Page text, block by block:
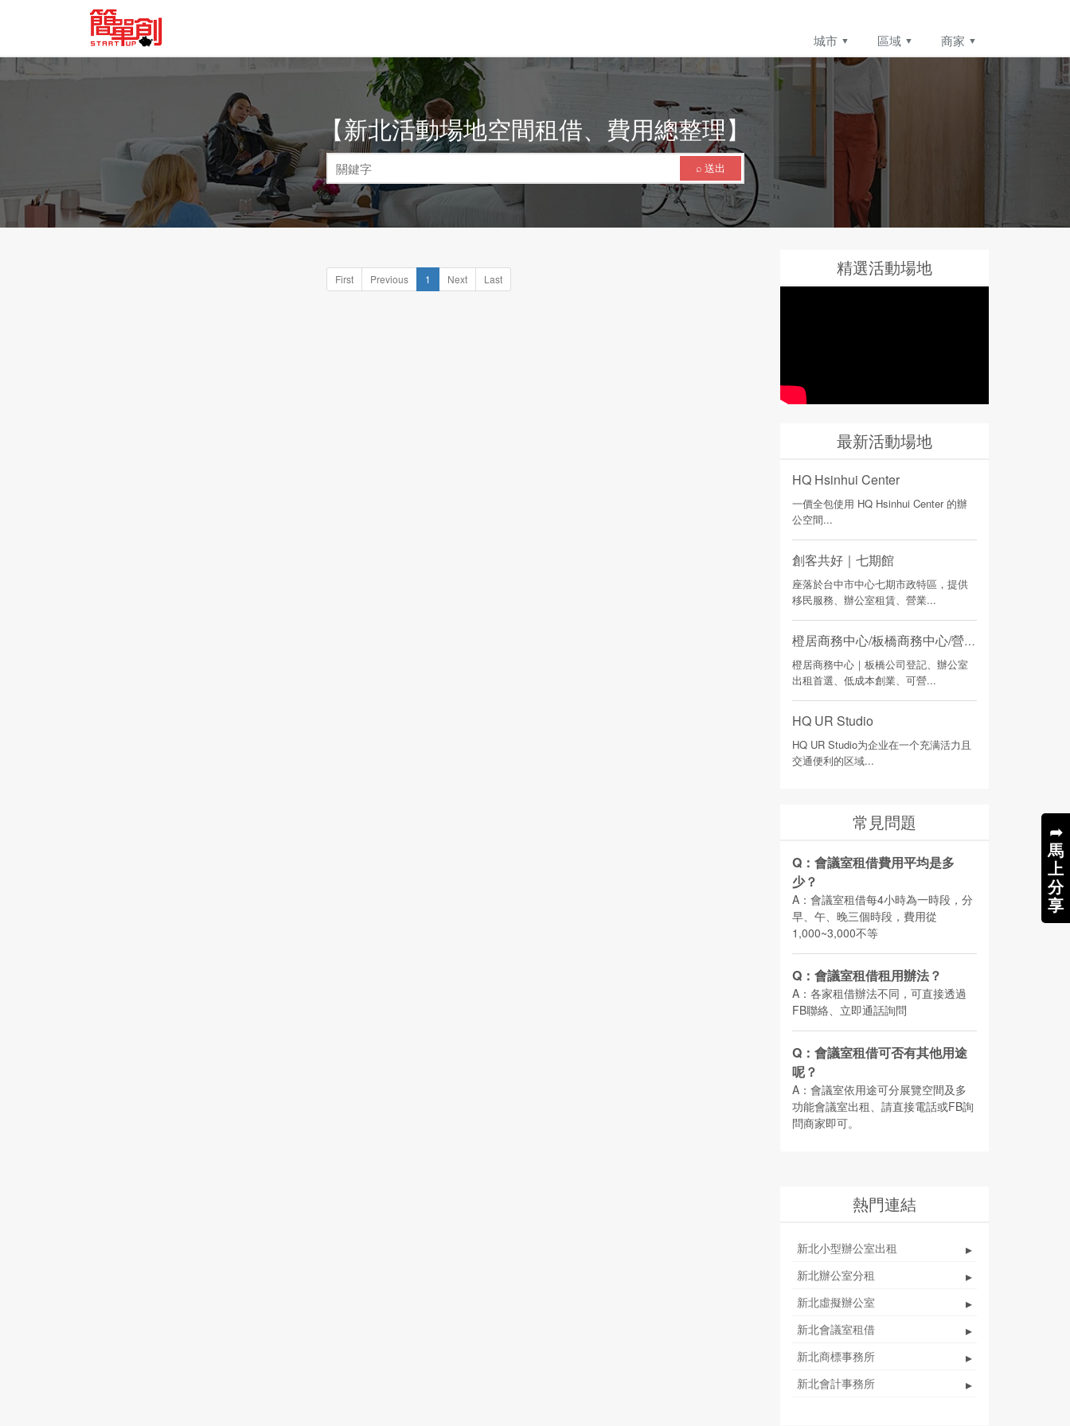
城市 區域 商家
➦
馬
上
分
享
【新北活動場地空間租借、費用總整理】
⌕ 送出
First Previous 1 Next Last
精選活動場地
最新活動場地
HQ Hsinhui Center
一價全包使用 HQ Hsinhui Center 的辦
公空間...
創客共好｜七期館
座落於台中市中心七期市政特區，提供
移民服務、辦公室租賃、營業...
橙居商務中心/板橋商務中心/營業登記
橙居商務中心｜板橋公司登記、辦公室
出租首選、低成本創業、可營...
HQ UR Studio
HQ UR Studio为企业在一个充满活力且
交通便利的区域...
常見問題
Q：會議室租借費用平均是多
少？
A：會議室租借每4小時為一時段，分
早、午、晚三個時段，費用從
1,000~3,000不等
Q：會議室租借租用辦法？
A：各家租借辦法不同，可直接透過
FB聯絡、立即通話詢問
Q：會議室租借可否有其他用途
呢？
A：會議室依用途可分展覽空間及多
功能會議室出租、請直接電話或FB詢
問商家即可。
熱門連結
新北小型辦公室出租 ▸
新北辦公室分租 ▸
新北虛擬辦公室 ▸
新北會議室租借 ▸
新北商標事務所 ▸
新北會計事務所 ▸